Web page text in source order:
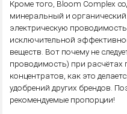
Кроме того, Bloom Complex
минеральный и
электрическую
исключительной
веществ. Вот почему не
проводимость) при расчётах
концентратов, как это
удобрений других брендов.
рекомендуемые пропорции!